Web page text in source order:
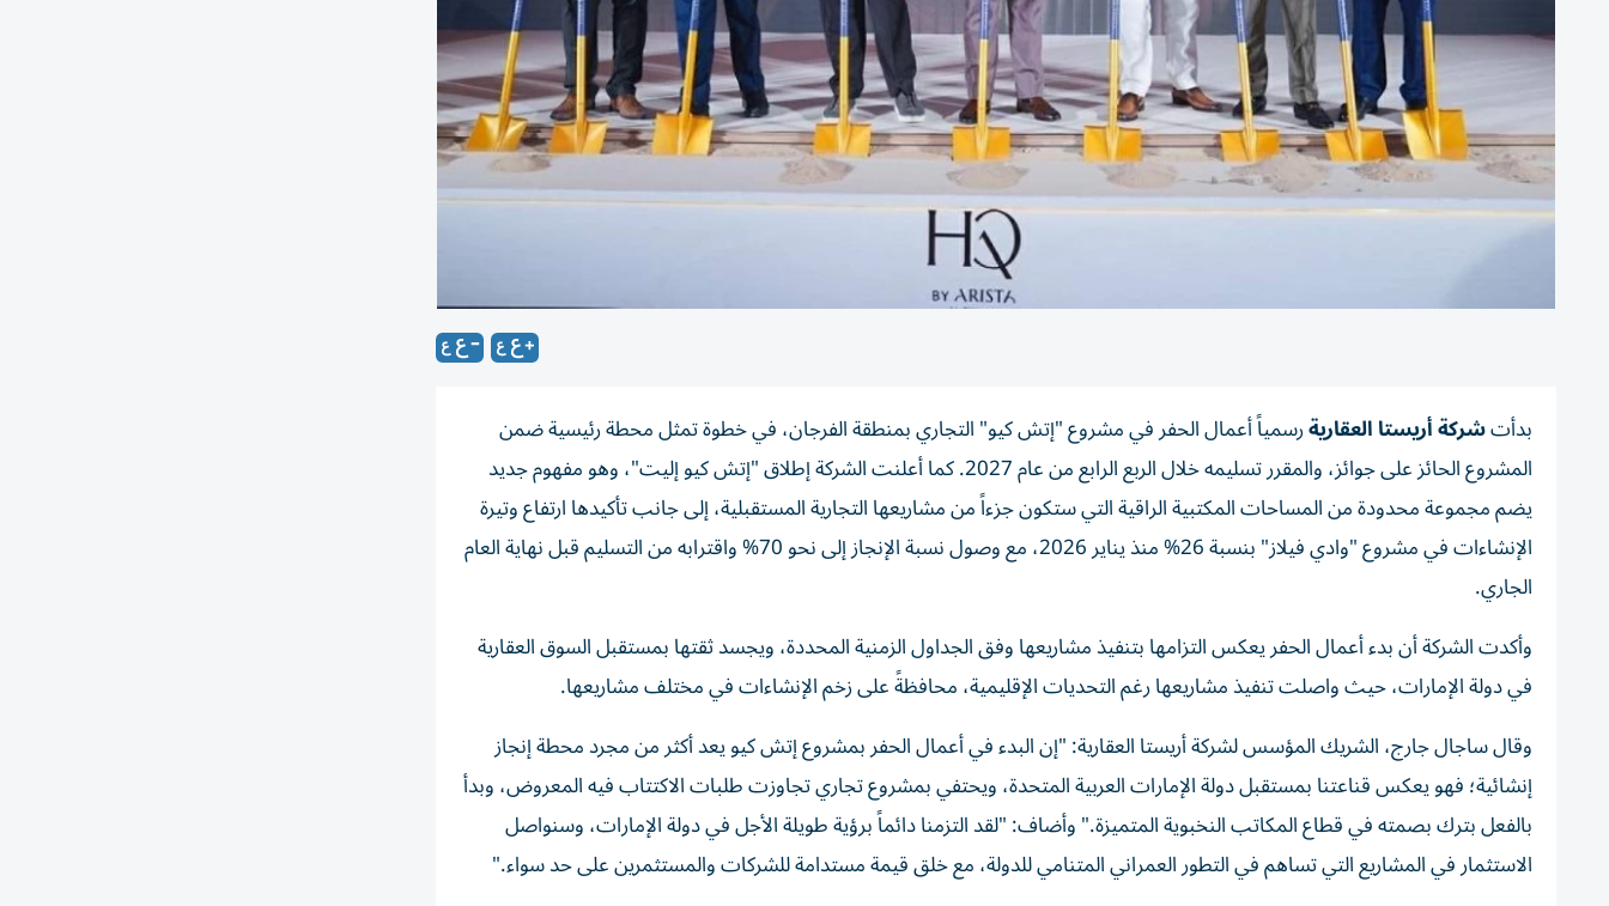
بدأتشركة أريستا العقاريةرسمياً أعمال الحفر في مشروع "إتش كيو" التجاري بمنطقة الفرجان، في خطوة تمثل محطة رئيسية ضمن
المشروع الحائز على جوائز، والمقرر تسليمه خلال الربع الرابع من عام 2027. كما أعلنت الشركة إطلاق "إتش كيو إليت"، وهو مفهوم جديد
يضم مجموعة محدودة من المساحات المكتبية الراقية التي ستكون جزءاً من مشاريعها التجارية المستقبلية، إلى جانب تأكيدها ارتفاع وتيرة
الإنشاءات في مشروع "وادي فيلاز" بنسبة 26% منذ يناير 2026، مع وصول نسبة الإنجاز إلى نحو 70% واقترابه من التسليم قبل نهاية العام
الجاري.
وأكدت الشركة أن بدء أعمال الحفر يعكس التزامها بتنفيذ مشاريعها وفق الجداول الزمنية المحددة، ويجسد ثقتها بمستقبل السوق العقارية
في دولة الإمارات، حيث واصلت تنفيذ مشاريعها رغم التحديات الإقليمية، محافظةً على زخم الإنشاءات في مختلف مشاريعها.
وقال ساجال جارج، الشريك المؤسس لشركة أريستا العقارية: "إن البدء في أعمال الحفر بمشروع إتش كيو يعد أكثر من مجرد محطة إنجاز
إنشائية؛ فهو يعكس قناعتنا بمستقبل دولة الإمارات العربية المتحدة، ويحتفي بمشروع تجاري تجاوزت طلبات الاكتتاب فيه المعروض، وبدأ
بالفعل بترك بصمته في قطاع المكاتب النخبوية المتميزة." وأضاف: "لقد التزمنا دائماً برؤية طويلة الأجل في دولة الإمارات، وسنواصل
الاستثمار في المشاريع التي تساهم في التطور العمراني المتنامي للدولة، مع خلق قيمة مستدامة للشركات والمستثمرين على حد سواء."